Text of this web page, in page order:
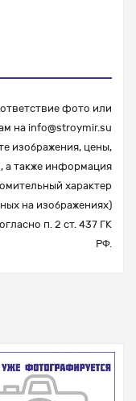
фото или
на info@stroymir.su
изображения, цены,
а также информация
характер
на изображениях)
п. 2 ст. 437 ГК
РФ.